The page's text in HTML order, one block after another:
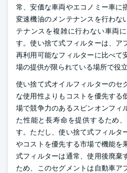
常、安価な車両やエコノミー車に
変速機油のメンテナンスを行わな
テナンスを複雑に行わない車両
す。使い捨て式フィルターは、ア
再利用可能なフィルターに比べて
場の提供が限られている場所で役
使い捨て式オイルフィルターのセ
な使用性よりもコストを優先する
場で競争力のあるスピンオンフィ
た性能と長寿命を提供するため
す。ただし、使い捨て式フィルタ
やコストを優先する市場で機能を
式フィルターは通常、使用後廃棄
ため、このセグメントは自動車ア